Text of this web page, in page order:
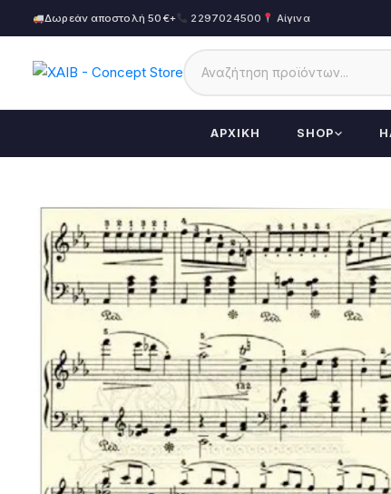
Δωρεάν αποστολή 50€+ 2297024500 Αίγινα
ΑΡΧΙΚΉ SHOP